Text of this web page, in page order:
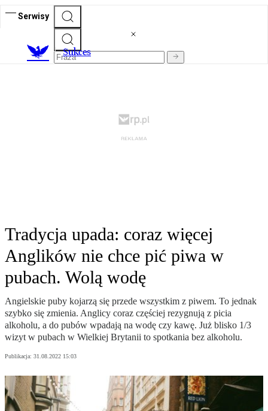
Serwisy
Sukces
Tradycja upada: coraz więcej
Anglików nie chce pić piwa w
pubach. Wolą wodę
Angielskie puby kojarzą się przede wszystkim z piwem. To jednak
szybko się zmienia. Anglicy coraz częściej rezygnują z picia
alkoholu, a do pubów wpadają na wodę czy kawę. Już blisko 1/3
wizyt w pubach w Wielkiej Brytanii to spotkania bez alkoholu.
Publikacja: 31.08.2022 15:03